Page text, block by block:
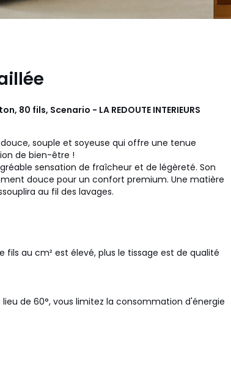
80 fils, Scenario - LA REDOUTE INTERIEURS
souple et soyeuse qui offre une tenue
de bien-être !
sensation de fraîcheur et de légèreté. Son
douce pour un confort premium. Une matière
au fil des lavages.
fils au cm² est élevé, plus le tissage est de qualité
de 60°, vous limitez la consommation d'énergie